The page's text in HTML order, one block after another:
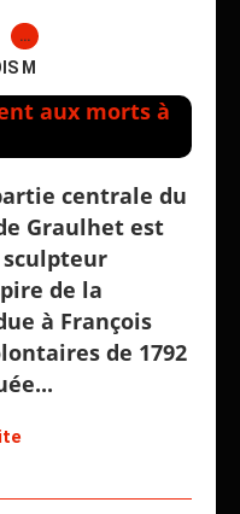
…
M
centrale du
Graulhet est
sculpteur
de la
à François
de 1792